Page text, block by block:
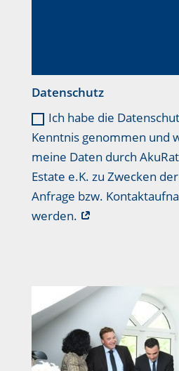
Datenschutz
Ich habe die
Kenntnis genommen und
meine Daten durch
Estate e.K. zu Zwecken
Anfrage bzw.
werden.